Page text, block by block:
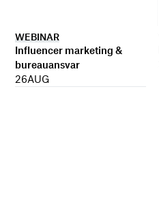
WEBINAR
Influencer marketing &
bureauansvar
26AUG